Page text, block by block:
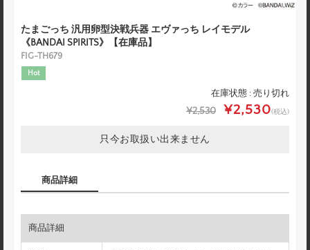
たまごっち 汎用卵型決戦兵器 エヴァっち レイモデル
《BANDAI SPIRITS》【在庫品】
FIG-TH679
Hot
在庫状態 : 売り切れ
¥2,530 ¥2,530(税込)
只今お取扱い出来ません
商品詳細
商品詳細